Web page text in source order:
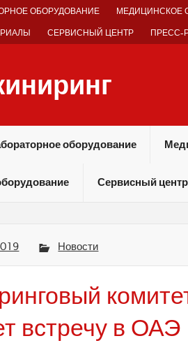
ОБОРУДОВАНИЕ МЕДИЦИНСКОЕ
СЕРВИСНЫЙ ЦЕНТР ПРЕСС-
оборудование
Сервисный центр
Новости
встречу в ОАЭ